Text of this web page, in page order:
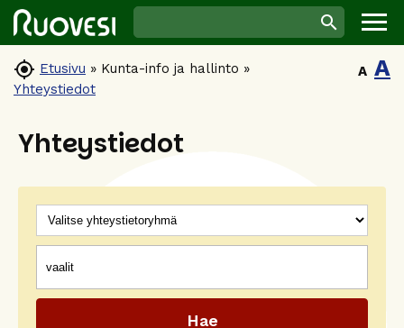
 Etusivu » Kunta-info ja hallinto »
Yhteystiedot
A A
Yhteystiedot
Ryhmät